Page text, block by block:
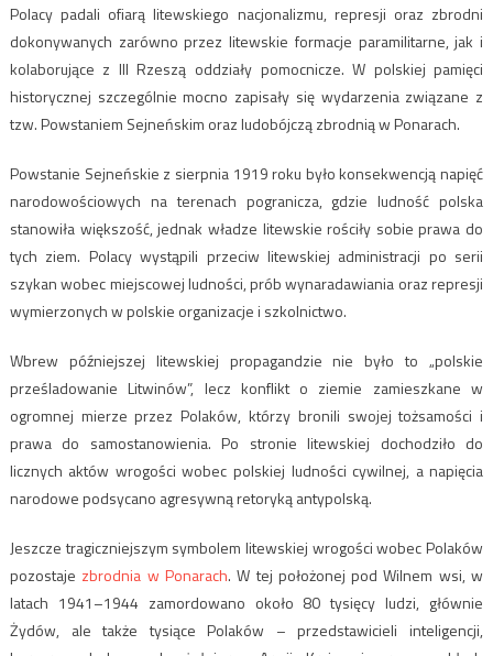
Polacy padali ofiarą litewskiego nacjonalizmu, represji oraz zbrodni
dokonywanych zarówno przez litewskie formacje paramilitarne, jak i
kolaborujące z III Rzeszą oddziały pomocnicze. W polskiej pamięci
historycznej szczególnie mocno zapisały się wydarzenia związane z
tzw. Powstaniem Sejneńskim oraz ludobójczą zbrodnią w Ponarach.
Powstanie Sejneńskie z sierpnia 1919 roku było konsekwencją napięć
narodowościowych na terenach pogranicza, gdzie ludność polska
stanowiła większość, jednak władze litewskie rościły sobie prawa do
tych ziem. Polacy wystąpili przeciw litewskiej administracji po serii
szykan wobec miejscowej ludności, prób wynaradawiania oraz represji
wymierzonych w polskie organizacje i szkolnictwo.
Wbrew późniejszej litewskiej propagandzie nie było to „polskie
prześladowanie Litwinów”, lecz konflikt o ziemie zamieszkane w
ogromnej mierze przez Polaków, którzy bronili swojej tożsamości i
prawa do samostanowienia. Po stronie litewskiej dochodziło do
licznych aktów wrogości wobec polskiej ludności cywilnej, a napięcia
narodowe podsycano agresywną retoryką antypolską.
Jeszcze tragiczniejszym symbolem litewskiej wrogości wobec Polaków
pozostaje zbrodnia w Ponarach. W tej położonej pod Wilnem wsi, w
latach 1941–1944 zamordowano około 80 tysięcy ludzi, głównie
Żydów, ale także tysiące Polaków – przedstawicieli inteligencji,